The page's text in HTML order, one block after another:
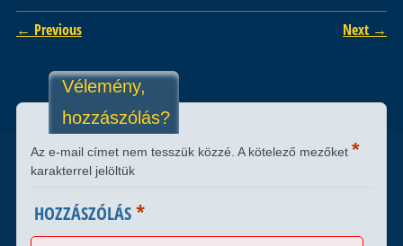
← Previous Next →
Vélemény,
hozzászólás?
Az e-mail címet nem tesszük közzé. A kötelező mezőket *
karakterrel jelöltük
HOZZÁSZÓLÁS*